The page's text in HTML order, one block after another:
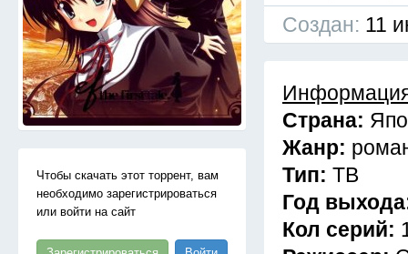
Чтобы скачать этот торрент, вам
необходимо зарегистрироваться
или войти на сайт
Cоздан: 11
Страна:
Жанр:
Тип: ТВ
Год
Кол серий: